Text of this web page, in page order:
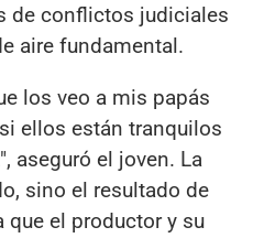
de conflictos judiciales
aire fundamental.
los veo a mis papás
ellos están tranquilos
aseguró el joven. La
sino el resultado de
que el productor y su